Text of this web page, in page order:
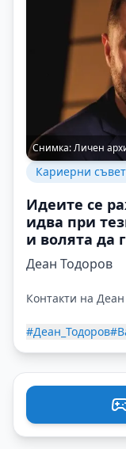
Снимка:Личен
Кариерни
Идеите се
идва при
и волята да
Деан Тодоров
Контакти на
#Деан_Тодоров